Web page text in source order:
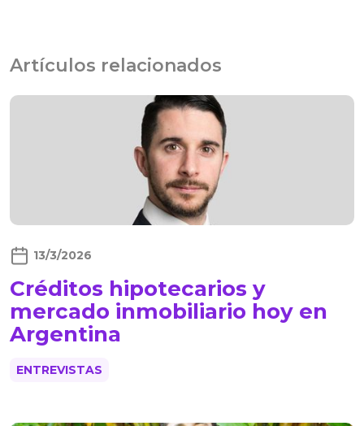
Artículos relacionados
13/3/2026
Créditos hipotecarios y
mercado inmobiliario hoy en
Argentina
ENTREVISTAS